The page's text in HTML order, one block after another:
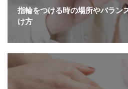
指輪をつける時の場所やバラン
け方